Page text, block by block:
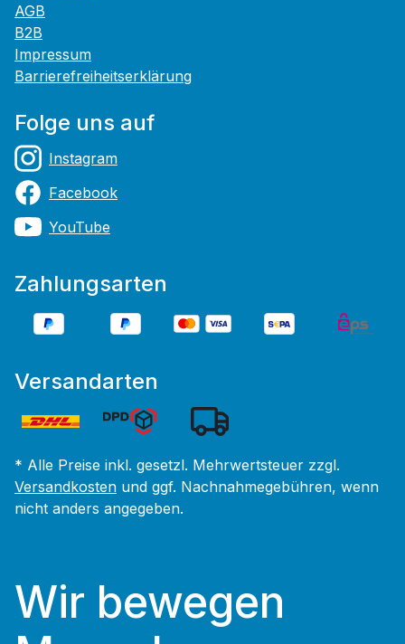
AGB
B2B
Impressum
Barrierefreiheitserklärung
Folge uns auf
Instagram
Facebook
YouTube
Zahlungsarten
Versandarten
* Alle Preise inkl. gesetzl. Mehrwertsteuer zzgl.
Versandkosten und ggf. Nachnahmegebühren, wenn
nicht anders angegeben.
Wir bewegen